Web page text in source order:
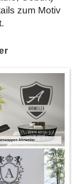
zum Motiv